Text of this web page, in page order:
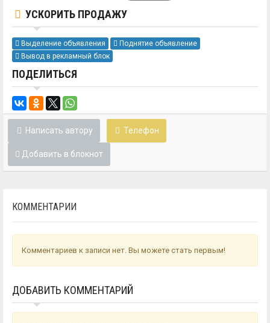
УСКОРИТЬ ПРОДАЖУ
Выделение объявления
Поднятие объявление
Вывод в рекламный блок
ПОДЕЛИТЬСЯ
Написать автору Телефон
Добавить в блокнот
КОММЕНТАРИИ
Комментариев к записи нет. Вы можете стать первым!
ДОБАВИТЬ КОММЕНТАРИЙ